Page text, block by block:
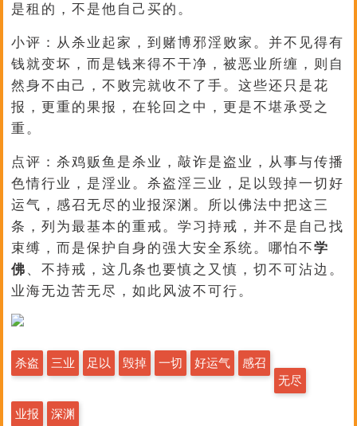
是租的，不是他自己买的。
小评：从杀业起家，到赌博邪淫败家。并不见得有
钱就变坏，而是钱来得不干净，被恶业所缠，则自
然身不由己，不败完就收不了手。这些还只是花
报，更重的果报，在轮回之中，更是不堪承受之
重。
点评：杀鸡贩鱼是杀业，敲诈是盗业，从事与传播
色情行业，是淫业。杀盗淫三业，足以毁掉一切好
运气，感召无尽的业报深渊。所以佛法中把这三
条，列为最基本的重戒。学习持戒，并不是自己找
束缚，而是保护自身的强大安全系统。哪怕不学
佛 、不持戒，这几条也要慎之又慎，切不可沾边。
业海无边苦无尽，如此风波不可行。
杀盗 三业 足以 毁掉 一切 好运气
感召
无尽
业报 深渊